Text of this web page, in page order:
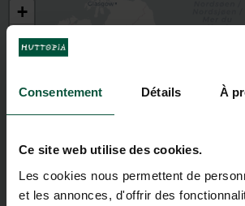
Consentement Détails À
Ce site web utilise des cookies.
Les cookies nous permettent de
et les annonces, d'offrir des
+
−